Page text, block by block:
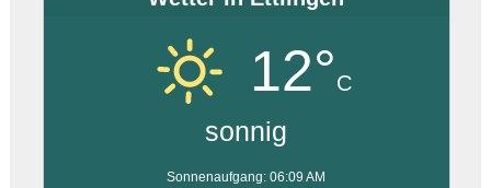
12°C
sonnig
Sonnenaufgang: 06:09 AM